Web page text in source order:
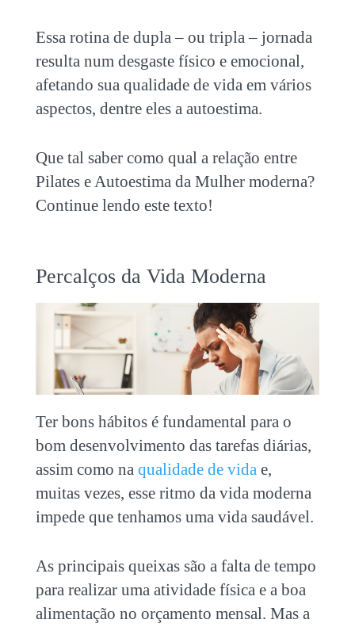
Essa rotina de dupla – ou tripla – jornada
resulta num desgaste físico e emocional,
afetando sua qualidade de vida em vários
aspectos, dentre eles a autoestima.
Que tal saber como qual a relação entre
Pilates e Autoestima da Mulher moderna?
Continue lendo este texto!
Percalços da Vida Moderna
Ter bons hábitos é fundamental para o
bom desenvolvimento das tarefas diárias,
assim como na qualidade de vidae,
muitas vezes, esse ritmo da vida moderna
impede que tenhamos uma vida saudável.
As principais queixas são a falta de tempo
para realizar uma atividade física e a boa
alimentação no orçamento mensal. Mas a